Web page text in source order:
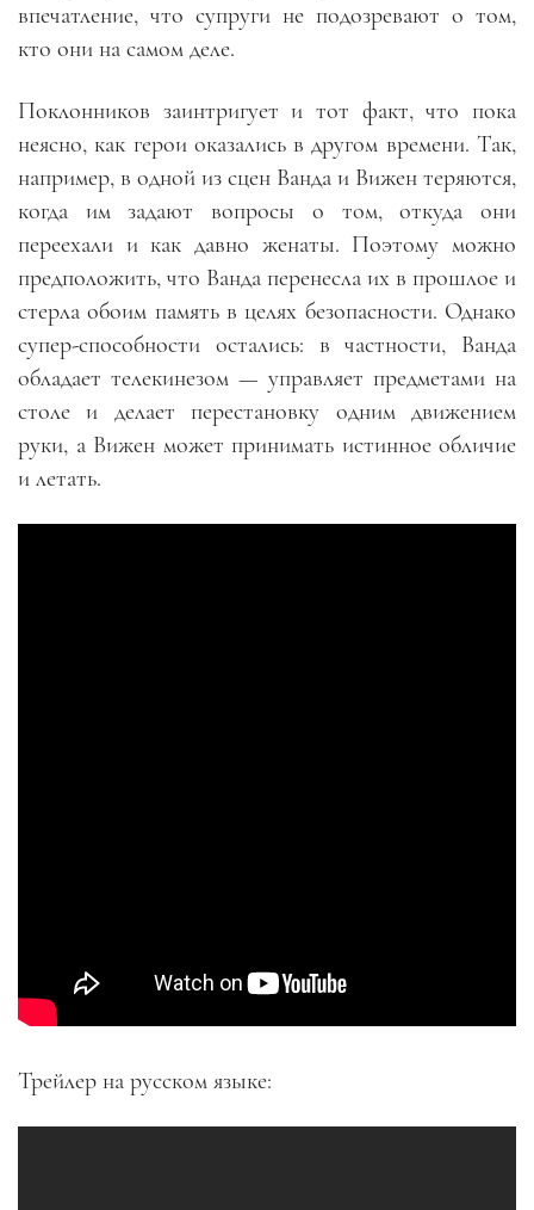
впечатление, что супруги не подозревают о том,
кто они на самом деле.
Поклонников заинтригует и тот факт, что пока
неясно, как герои оказались в другом времени. Так,
например, в одной из сцен Ванда и Вижен теряются,
когда им задают вопросы о том, откуда они
переехали и как давно женаты. Поэтому можно
предположить, что Ванда перенесла их в прошлое и
стерла обоим память в целях безопасности. Однако
супер-способности остались: в частности, Ванда
обладает телекинезом — управляет предметами на
столе и делает перестановку одним движением
руки, а Вижен может принимать истинное обличие
и летать.
Трейлер на русском языке: